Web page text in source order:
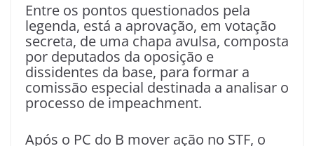
Entre os pontos questionados pela
legenda, está a aprovação, em votação
secreta, de uma chapa avulsa, composta
por deputados da oposição e
dissidentes da base, para formar a
comissão especial destinada a analisar o
processo de impeachment.
Após o PC do B mover ação no STF, o